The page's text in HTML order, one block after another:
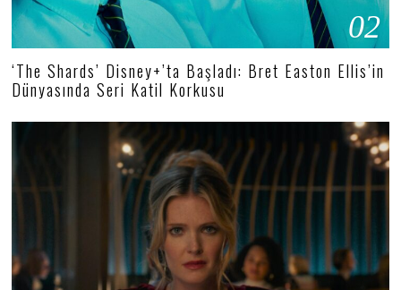
02
‘The Shards’ Disney+’ta Başladı: Bret Easton Ellis’in
Dünyasında Seri Katil Korkusu